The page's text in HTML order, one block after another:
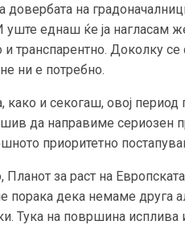
довербата на
уште еднаш ќе ја нагласам
транспарентно. Доколку се
ни е потребно.
како и секогаш, овој период
да направиме сериозен
приоритетно
за раст на Европската
порака дека немаме друга
Тука на површина исплива